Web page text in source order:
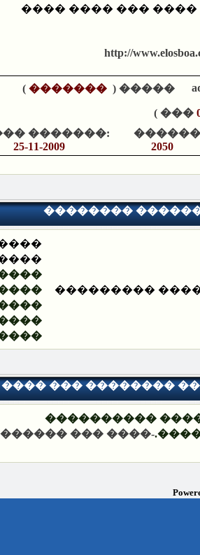
�������� �����
http://
����� (
�������
)
��� )
�������:
25-11-2009
2050
��������
��������
���� ��� ��������
��� ����:
��� ������� ���